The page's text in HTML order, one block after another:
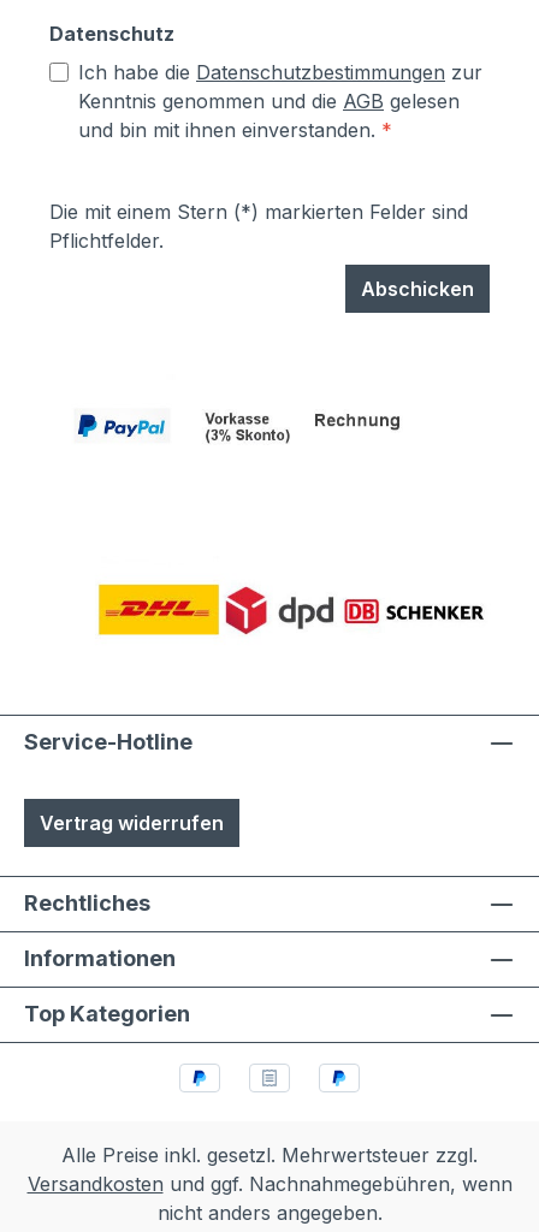
Datenschutz
Ich habe die Datenschutzbestimmungen zur
Kenntnis genommen und die AGB gelesen
und bin mit ihnen einverstanden. *
Die mit einem Stern (*) markierten Felder sind
Pflichtfelder.
Abschicken
Service-Hotline
Vertrag widerrufen
Rechtliches
Informationen
Top Kategorien
Alle Preise inkl. gesetzl. Mehrwertsteuer zzgl.
Versandkosten und ggf. Nachnahmegebühren, wenn
nicht anders angegeben.